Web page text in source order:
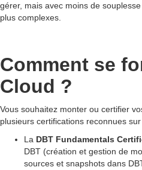
gérer, mais avec moins de
plus complexes.
Comment se
Cloud ?
Vous souhaitez monter ou certifier
plusieurs certifications reconnues
La DBT Fundamentals
DBT (création et gestion de
sources et snapshots dans